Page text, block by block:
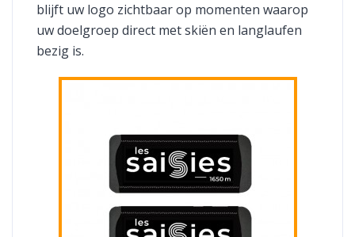
blijft uw logo zichtbaar op momenten waarop
uw doelgroep direct met skiën en langlaufen
bezig is.